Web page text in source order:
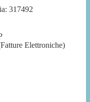
317492
Elettroniche)